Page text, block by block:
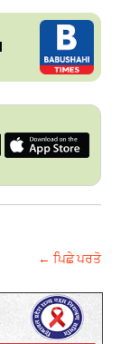
← ਪਿਛੇ ਪਰਤੋ